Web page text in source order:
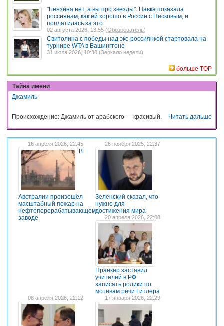
"Бензина нет, а вы про звезды". Навка показала
россиянам, как ей хорошо в России с Песковым, и
поплатилась за это
02 августа 2026, 13:55 (Обозреватель)
Свитолина с победы над экс-россиянкой стартовала на
турнире WTA в Вашингтоне
31 июля 2026, 10:30 (Зеркало недели)
больше TOP
Тайна имени
Джамиль
Происхождение: Джамиль от арабского — красивый. Читать дальше
16 апреля 2026, 22:45
В
Австралии произошёл
масштабный пожар на
нефтеперерабатывающем
заводе
26 ноября 2025, 22:37
Зеленский сказал, что
нужно для
достижения мира
20 апреля 2026, 22:08
Пранкер заставил
учителей в РФ
записать ролики по
мотивам речи Гитлера
08 апреля 2026, 22:12 17 января 2026, 22:29